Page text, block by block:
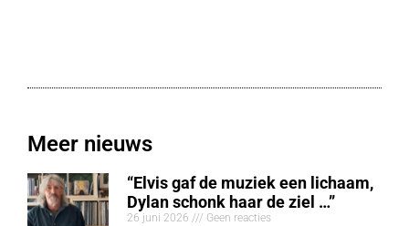
Meer nieuws
“Elvis gaf de muziek een lichaam,
Dylan schonk haar de ziel …”
26 juni 2026 Geen reacties